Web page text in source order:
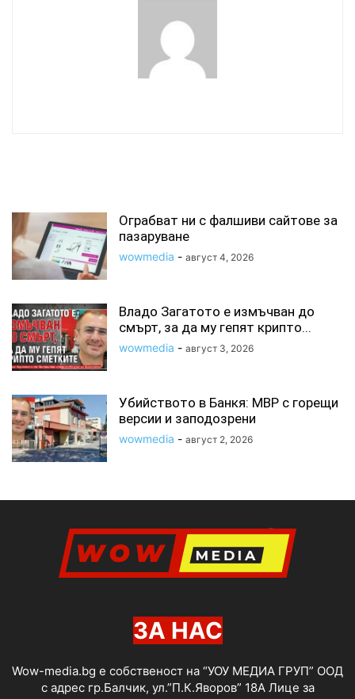
Ограбват ни с фалшиви сайтове за
пазаруване
wowmedia - август 4, 2026
Владо Загатото е измъчван до
смърт, за да му гепят крипто...
wowmedia - август 3, 2026
Убийството в Банкя: МВР с горещи
версии и заподозрени
wowmedia - август 2, 2026
ЗА НАС
Wow-media.bg е собственост на “УОУ МЕДИА ГРУП” ООД
с адрес гр.Балчик, ул.”П.К.Яворов” 18А Лице за